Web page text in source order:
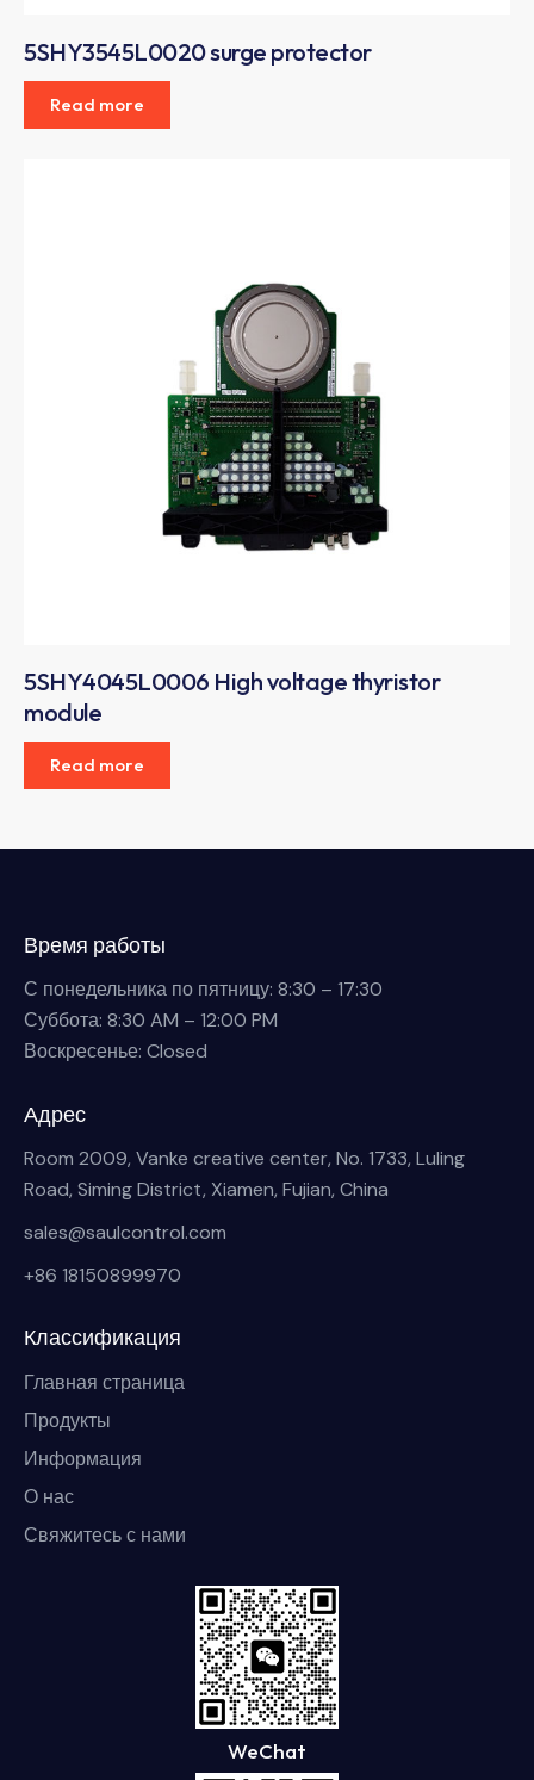
5SHY3545L0020 surge protector
Read more
5SHY4045L0006 High voltage thyristor
module
Read more
Время работы
С понедельника по пятницу: 8:30 – 17:30
Суббота: 8:30 AM – 12:00 PM
Воскресенье: Closed
Адрес
Room 2009, Vanke creative center, No. 1733, Luling
Road, Siming District, Xiamen, Fujian, China
sales@saulcontrol.com
+86 18150899970
Классификация
Главная страница
Продукты
Информация
О нас
Свяжитесь с нами
WeChat